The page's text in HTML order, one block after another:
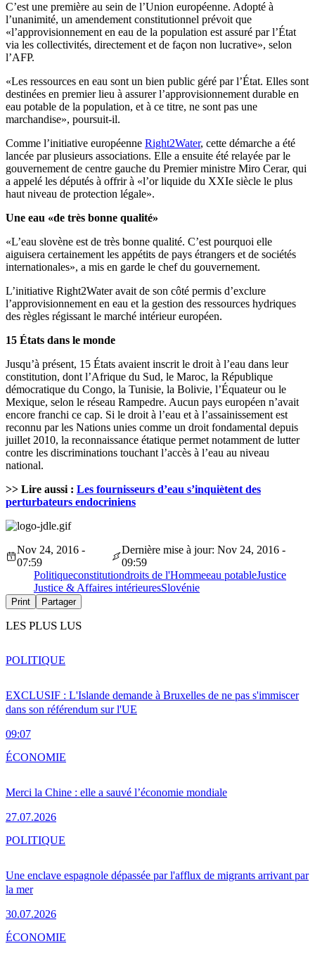
C’est une première au sein de l’Union européenne. Adopté à
l’unanimité, un amendement constitutionnel prévoit que
«l’approvisionnement en eau de la population est assuré par l’État
via les collectivités, directement et de façon non lucrative», selon
l’AFP.
«Les ressources en eau sont un bien public géré par l’État. Elles sont
destinées en premier lieu à assurer l’approvisionnement durable en
eau potable de la population, et à ce titre, ne sont pas une
marchandise», poursuit-il.
Comme l’initiative européenne Right2Water, cette démarche a été
lancée par plusieurs associations. Elle a ensuite été relayée par le
gouvernement de centre gauche du Premier ministre Miro Cerar, qui
a appelé les députés à offrir à «l’or liquide du XXIe siècle le plus
haut niveau de protection légale».
Une eau «de très bonne qualité»
«L’eau slovène est de très bonne qualité. C’est pourquoi elle
aiguisera certainement les appétits de pays étrangers et de sociétés
internationales», a mis en garde le chef du gouvernement.
L’initiative Right2Water avait de son côté permis d’exclure
l’approvisionnement en eau et la gestion des ressources hydriques
des règles régissant le marché intérieur européen.
15 États dans le monde
Jusqu’à présent, 15 États avaient inscrit le droit à l’eau dans leur
constitution, dont l’Afrique du Sud, le Maroc, la République
démocratique du Congo, la Tunisie, la Bolivie, l’Équateur ou le
Mexique, selon le réseau Rampedre. Aucun pays européen n’avait
encore franchi ce cap. Si le droit à l’eau et à l’assainissement est
reconnu par les Nations unies comme un droit fondamental depuis
juillet 2010, la reconnaissance étatique permet notamment de lutter
contre les discriminations touchant l’accès à l’eau au niveau
national.
>> Lire aussi : Les fournisseurs d’eau s’inquiètent des
perturbateurs endocriniens
Nov 24, 2016 -
07:59
Dernière mise à jour: Nov 24, 2016 -
09:59
Politiqueconstitutiondroits de l'Hommeeau potableJustice
Justice & Affaires intérieuresSlovénie
Print Partager
LES PLUS LUS
EXCLUSIF : L'Islande demande à Bruxelles de ne pas s'immiscer
dans son référendum sur l'UE
09:07
POLITIQUE
Merci la Chine : elle a sauvé l’économie mondiale
27.07.2026
ÉCONOMIE
Une enclave espagnole dépassée par l'afflux de migrants arrivant par
la mer
30.07.2026
POLITIQUE
ÉCONOMIE